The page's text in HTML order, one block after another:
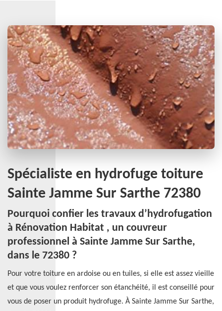
Spécialiste en hydrofuge toiture
Sainte Jamme Sur Sarthe 72380
Pourquoi confier les travaux d’hydrofugation
à Rénovation Habitat , un couvreur
professionnel à Sainte Jamme Sur Sarthe,
dans le 72380 ?
Pour votre toiture en ardoise ou en tuiles, si elle est assez vieille
et que vous voulez renforcer son étanchéité, il est conseillé pour
vous de poser un produit hydrofuge. À Sainte Jamme Sur Sarthe,